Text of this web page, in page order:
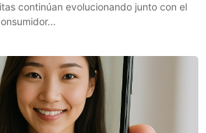
continúan evolucionando junto con el